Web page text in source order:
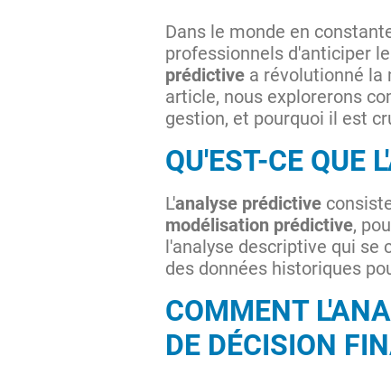
Dans le monde en
professionnels d'anticiper
prédictive a révolutionné la
article, nous explorerons
gestion, et pourquoi il est
QU'EST-CE QUE
L'analyse prédictive
modélisation prédictive,
l'analyse descriptive qui se
des données historiques
COMMENT
DE DÉCISION